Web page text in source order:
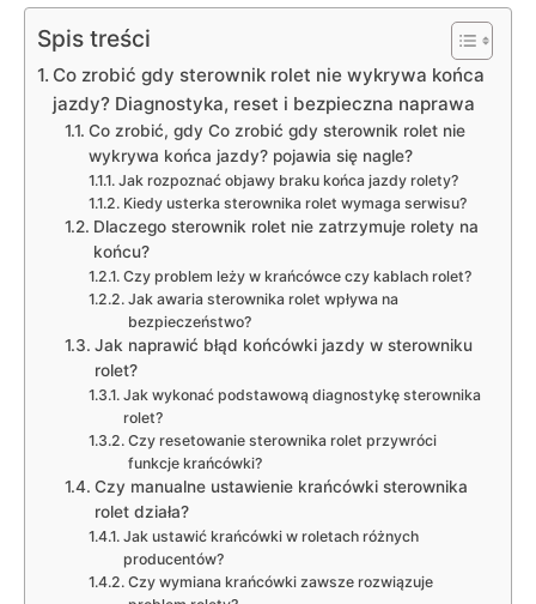
Spis treści
Co zrobić gdy sterownik rolet nie wykrywa końca
jazdy? Diagnostyka, reset i bezpieczna naprawa
Co zrobić, gdy Co zrobić gdy sterownik rolet nie
wykrywa końca jazdy? pojawia się nagle?
Jak rozpoznać objawy braku końca jazdy rolety?
Kiedy usterka sterownika rolet wymaga serwisu?
Dlaczego sterownik rolet nie zatrzymuje rolety na
końcu?
Czy problem leży w krańcówce czy kablach rolet?
Jak awaria sterownika rolet wpływa na
bezpieczeństwo?
Jak naprawić błąd końcówki jazdy w sterowniku
rolet?
Jak wykonać podstawową diagnostykę sterownika
rolet?
Czy resetowanie sterownika rolet przywróci
funkcje krańcówki?
Czy manualne ustawienie krańcówki sterownika
rolet działa?
Jak ustawić krańcówki w roletach różnych
producentów?
Czy wymiana krańcówki zawsze rozwiązuje